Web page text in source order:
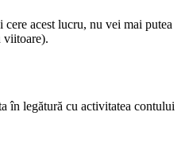
acest lucru, nu vei mai putea
viitoare).
în legătură cu activitatea contului